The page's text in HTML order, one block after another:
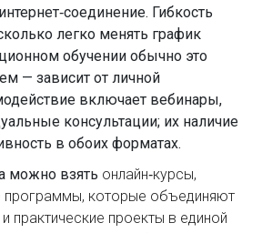
Гибкость
легко менять график
обучении обычно это
— зависит от личной
включает вебинары,
консультации; их наличие
в обоих форматах.
можно взять онлайн‑курсы,
программы, которые объединяют
практические проекты в единой